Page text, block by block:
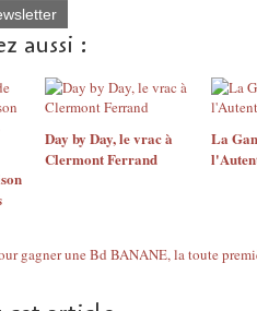
aussi :
Day by Day, le vrac à
Clermont Ferrand
La